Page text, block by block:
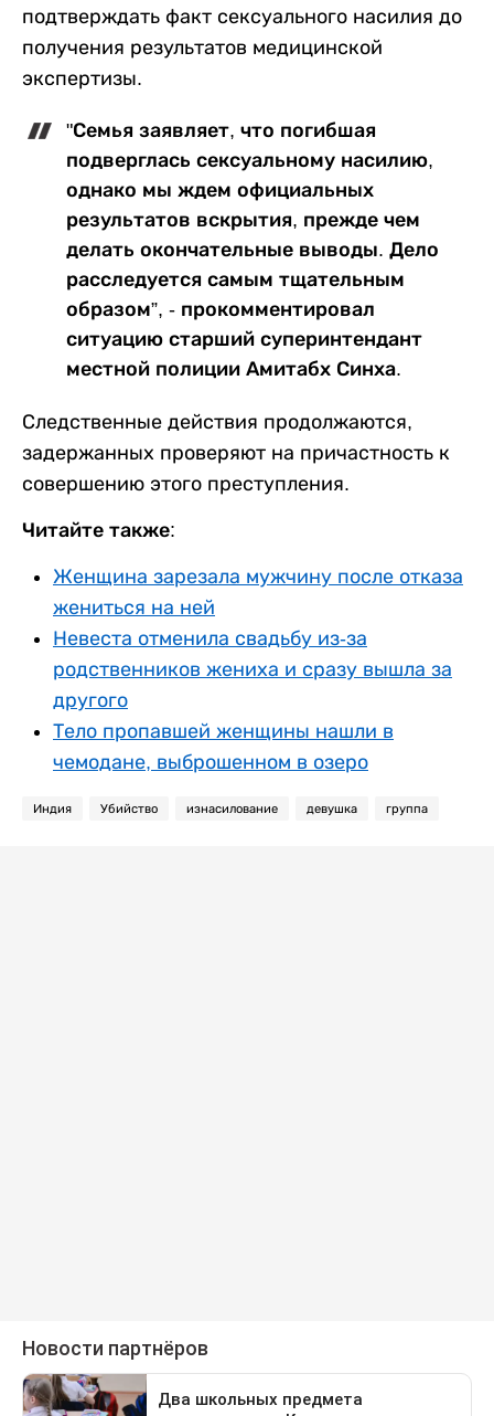
подтверждать факт сексуального насилия до
получения результатов медицинской
экспертизы.
"Семья заявляет, что погибшая
подверглась сексуальному насилию,
однако мы ждем официальных
результатов вскрытия, прежде чем
делать окончательные выводы. Дело
расследуется самым тщательным
образом”, - прокомментировал
ситуацию старший суперинтендант
местной полиции Амитабх Синха.
Следственные действия продолжаются,
задержанных проверяют на причастность к
совершению этого преступления.
Читайте также:
Женщина зарезала мужчину после отказа
жениться на ней
Невеста отменила свадьбу из-за
родственников жениха и сразу вышла за
другого
Тело пропавшей женщины нашли в
чемодане, выброшенном в озеро
Индия Убийство изнасилование девушка группа